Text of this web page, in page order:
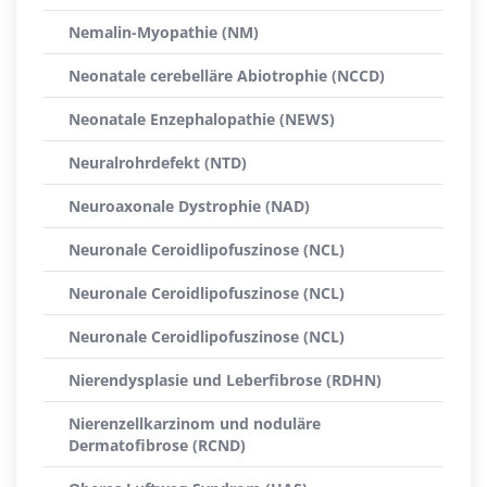
Nemalin-Myopathie (NM)
Neonatale cerebelläre Abiotrophie (NCCD)
Neonatale Enzephalopathie (NEWS)
Neuralrohrdefekt (NTD)
Neuroaxonale Dystrophie (NAD)
Neuronale Ceroidlipofuszinose (NCL)
Neuronale Ceroidlipofuszinose (NCL)
Neuronale Ceroidlipofuszinose (NCL)
Nierendysplasie und Leberfibrose (RDHN)
Nierenzellkarzinom und noduläre
Dermatofibrose (RCND)